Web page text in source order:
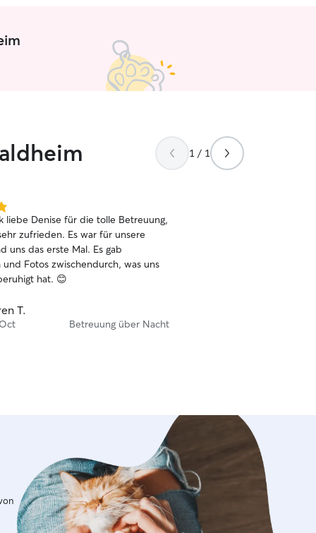
Wohnung hat das Tier genug
hinzulegen oder sich auch erstmal
Ich achte strickt darauf das das
1 / 1
liebe Denise für die tolle Betreuung,
zufrieden. Es war für unsere
uns das erste Mal. Es gab
und Fotos zwischendurch, was uns
hat. 😊
T.
Betreuung über Nacht